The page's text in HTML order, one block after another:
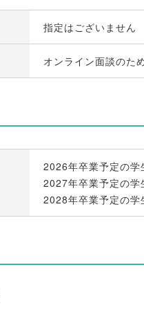
指定はございません
オンライン面談のた
2026年卒業予定の学
2027年卒業予定の学
2028年卒業予定の学